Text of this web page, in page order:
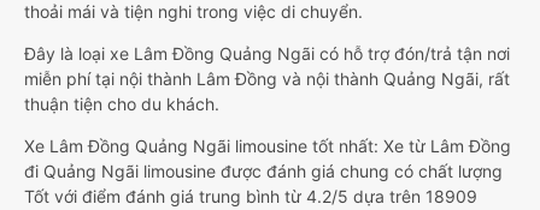
thoải mái và tiện nghi trong việc di chuyển.
Đây là loại xe Lâm Đồng Quảng Ngãi có hỗ trợ đón/trả tận nơi
miễn phí tại nội thành Lâm Đồng và nội thành Quảng Ngãi, rất
thuận tiện cho du khách.
Xe Lâm Đồng Quảng Ngãi limousine tốt nhất: Xe từ Lâm Đồng
đi Quảng Ngãi limousine được đánh giá chung có chất lượng
Tốt với điểm đánh giá trung bình từ 4.2/5 dựa trên 18909